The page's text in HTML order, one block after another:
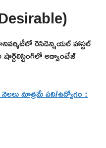
రెసిడెన్షియల్ హాస్టల్
అడ్వాంటేజ్
మాత్రమే పని/ఉద్యోగం :